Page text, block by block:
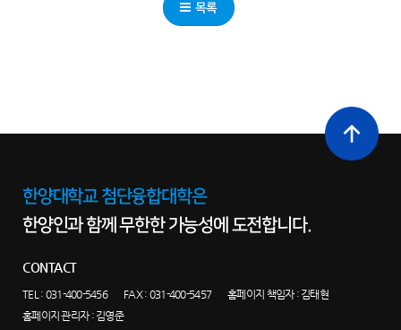
목록
한양대학교 첨단융합대학은
한양인과 함께 무한한 가능성에 도전합니다.
CONTACT
TEL : 031-400-5456 FAX : 031-400-5457
홈페이지 책임자 : 김태현
홈페이지 관리자 : 김영준
최상단으로
이동